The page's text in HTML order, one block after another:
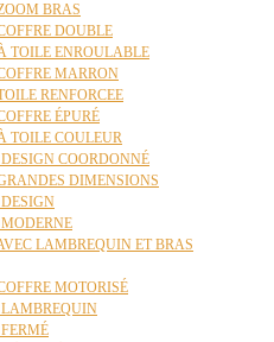
BRAS
DOUBLE
TOILE ENROULABLE
MARRON
RENFORCEE
ÉPURÉ
TOILE COULEUR
COORDONNÉ
DIMENSIONS
LAMBREQUIN ET BRAS
MOTORISÉ
LAMBREQUIN